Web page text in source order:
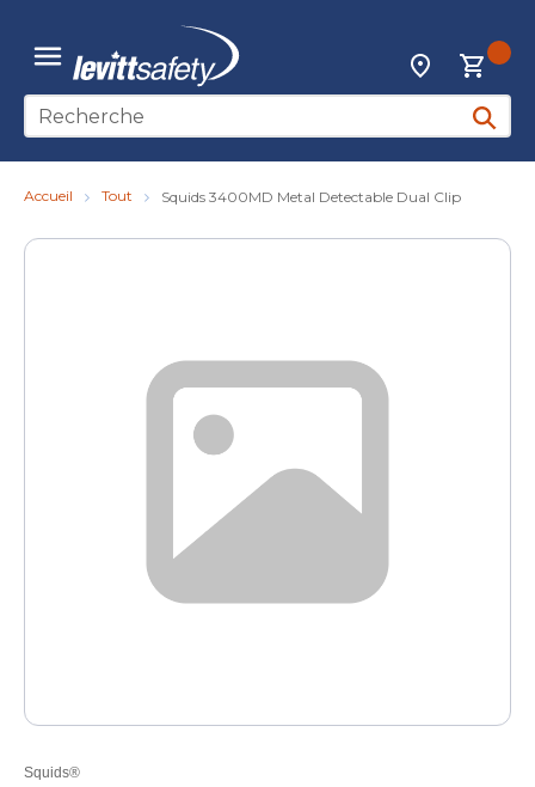
Skip to main content
menu
Localisateur
Recherche sur le site
Accueil Tout Squids 3400MD Metal Detectable Dual Clip
Squids®